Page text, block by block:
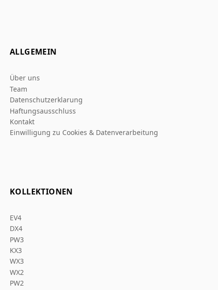
ALLGEMEIN
Über uns
Team
Datenschutzerklarung
Haftungsausschluss
Kontakt
Einwilligung zu Cookies & Datenverarbeitung
KOLLEKTIONEN
EV4
DX4
PW3
KX3
WX3
WX2
PW2